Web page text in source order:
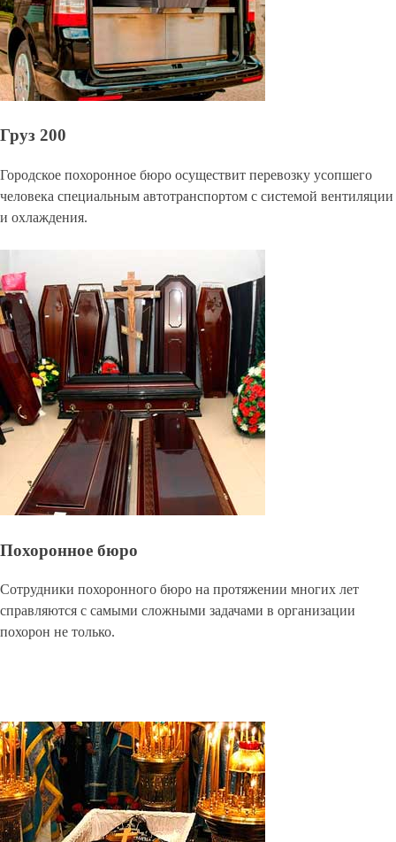
Груз 200
Городское похоронное бюро осуществит перевозку усопшего
человека специальным автотранспортом с системой вентиляции
и охлаждения.
Похоронное бюро
Сотрудники похоронного бюро на протяжении многих лет
справляются с самыми сложными задачами в организации
похорон не только.